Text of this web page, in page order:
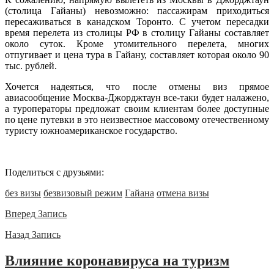
(столица Гайаны) невозможно: пассажирам приходиться
пересаживаться в канадском Торонто. С учетом пересадки
время перелета из столицы РФ в столицу Гайаны составляет
около суток. Кроме утомительного перелета, многих
отпугивает и цена тура в Гайану, составляет которая около 90
тыс. рублей.
Хочется надеяться, что после отмены виз прямое
авиасообщение Москва-Джорджтаун все-таки будет налажено,
а туроператоры предложат своим клиентам более доступные
по цене путевки в это неизвестное массовому отечественному
туристу южноамериканское государство.
Поделиться с друзьями:
без визы безвизовый режим Гайана отмена визы
Вперед Запись
Назад Запись
Влияние коронавируса на туризм